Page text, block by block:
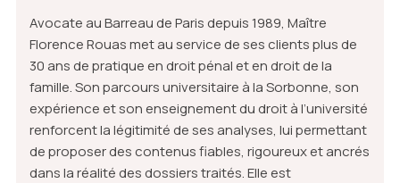
Avocate au Barreau de Paris depuis 1989, Maître
Florence Rouas met au service de ses clients plus de
30 ans de pratique en droit pénal et en droit de la
famille. Son parcours universitaire à la Sorbonne, son
expérience et son enseignement du droit à l’université
renforcent la légitimité de ses analyses, lui permettant
de proposer des contenus fiables, rigoureux et ancrés
dans la réalité des dossiers traités. Elle est